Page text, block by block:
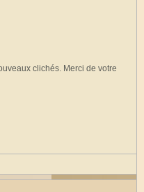
clichés. Merci de votre